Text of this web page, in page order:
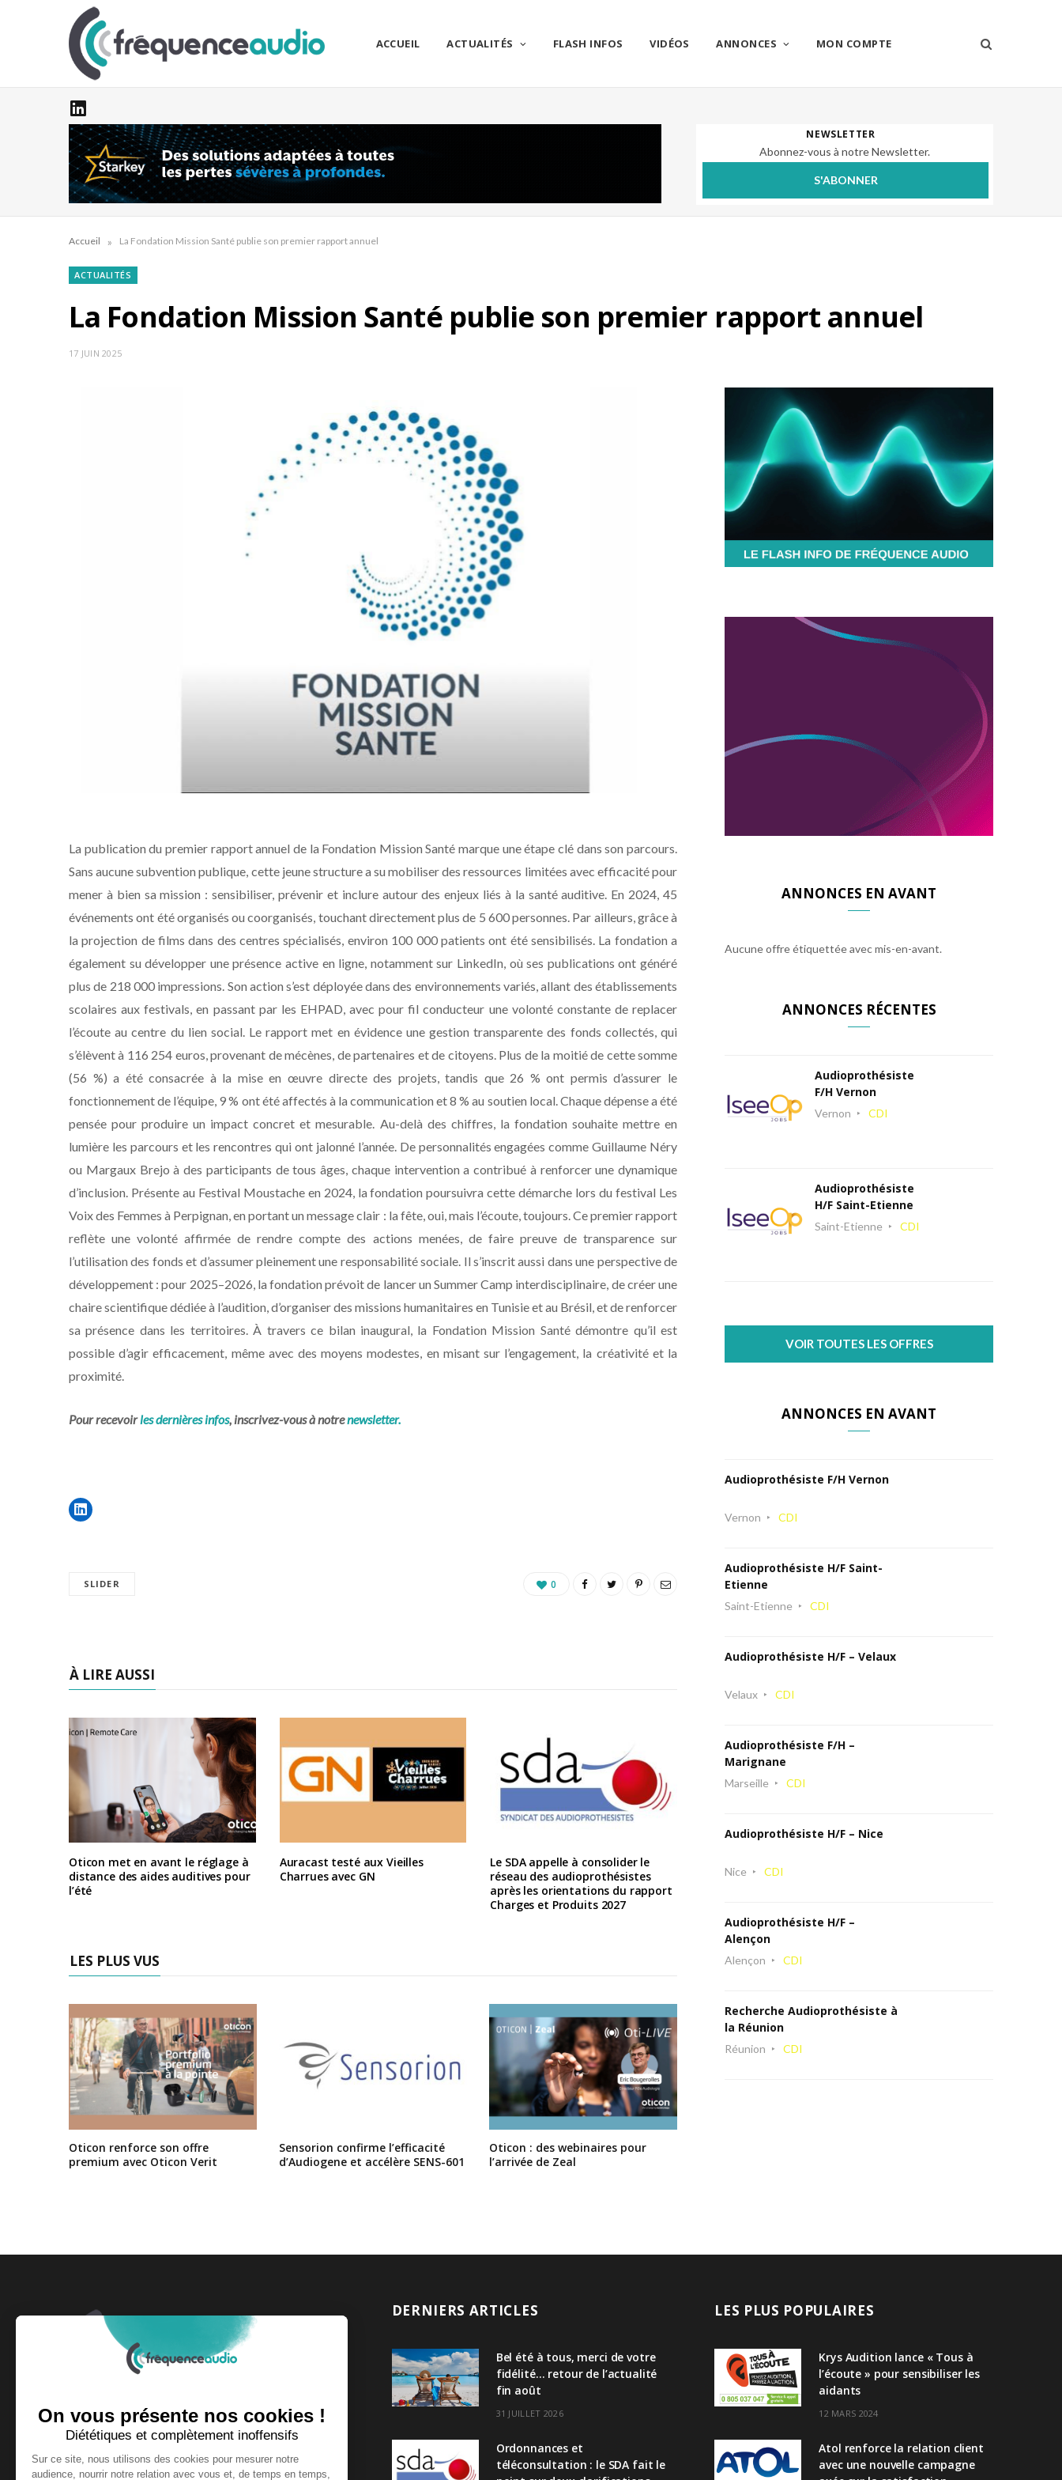
ACCUEIL ACTUALITÉS FLASH INFOS VIDÉOS ANNONCES MON COMPTE
NEWSLETTER
Abonnez-vous à notre Newsletter.
S'ABONNER
Accueil » La Fondation Mission Santé publie son premier rapport annuel
ACTUALITÉS
La Fondation Mission Santé publie son premier rapport annuel
17 JUIN 2025
La publication du premier rapport annuel de la Fondation Mission Santé marque une étape clé dans son parcours.
Sans aucune subvention publique, cette jeune structure a su mobiliser des ressources limitées avec efficacité pour
mener à bien sa mission : sensibiliser, prévenir et inclure autour des enjeux liés à la santé auditive. En 2024, 45
événements ont été organisés ou coorganisés, touchant directement plus de 5 600 personnes. Par ailleurs, grâce à
la projection de films dans des centres spécialisés, environ 100 000 patients ont été sensibilisés. La fondation a
également su développer une présence active en ligne, notamment sur LinkedIn, où ses publications ont généré
plus de 218 000 impressions. Son action s’est déployée dans des environnements variés, allant des établissements
scolaires aux festivals, en passant par les EHPAD, avec pour fil conducteur une volonté constante de replacer
l’écoute au centre du lien social. Le rapport met en évidence une gestion transparente des fonds collectés, qui
s’élèvent à 116 254 euros, provenant de mécènes, de partenaires et de citoyens. Plus de la moitié de cette somme
(56 %) a été consacrée à la mise en œuvre directe des projets, tandis que 26 % ont permis d’assurer le
fonctionnement de l’équipe, 9 % ont été affectés à la communication et 8 % au soutien local. Chaque dépense a été
pensée pour produire un impact concret et mesurable. Au-delà des chiffres, la fondation souhaite mettre en
lumière les parcours et les rencontres qui ont jalonné l’année. De personnalités engagées comme Guillaume Néry
ou Margaux Brejo à des participants de tous âges, chaque intervention a contribué à renforcer une dynamique
d’inclusion. Présente au Festival Moustache en 2024, la fondation poursuivra cette démarche lors du festival Les
Voix des Femmes à Perpignan, en portant un message clair : la fête, oui, mais l’écoute, toujours. Ce premier rapport
reflète une volonté affirmée de rendre compte des actions menées, de faire preuve de transparence sur
l’utilisation des fonds et d’assumer pleinement une responsabilité sociale. Il s’inscrit aussi dans une perspective de
développement : pour 2025–2026, la fondation prévoit de lancer un Summer Camp interdisciplinaire, de créer une
chaire scientifique dédiée à l’audition, d’organiser des missions humanitaires en Tunisie et au Brésil, et de renforcer
sa présence dans les territoires. À travers ce bilan inaugural, la Fondation Mission Santé démontre qu’il est
possible d’agir efficacement, même avec des moyens modestes, en misant sur l’engagement, la créativité et la
proximité.
Pour recevoirles dernières infos, inscrivez-vous à notrenewsletter.
SLIDER 0
À LIRE AUSSI
Oticon met en avant le réglage à
distance des aides auditives pour
l’été
Auracast testé aux Vieilles
Charrues avec GN
Le SDA appelle à consolider le
réseau des audioprothésistes
après les orientations du rapport
Charges et Produits 2027
LES PLUS VUS
Oticon renforce son offre
premium avec Oticon Verit
Sensorion confirme l’efficacité
d’Audiogene et accélère SENS-601
Oticon : des webinaires pour
l’arrivée de Zeal
ANNONCES EN AVANT
Aucune offre étiquettée avec mis-en-avant.
ANNONCES RÉCENTES
Audioprothésiste
F/H Vernon
Vernon CDI
Audioprothésiste
H/F Saint-Etienne
Saint-Etienne CDI
VOIR TOUTES LES OFFRES
ANNONCES EN AVANT
Audioprothésiste F/H Vernon
Vernon CDI
Audioprothésiste H/F Saint-
Etienne
Saint-Etienne CDI
Audioprothésiste H/F – Velaux
Velaux CDI
Audioprothésiste F/H –
Marignane
Marseille CDI
Audioprothésiste H/F – Nice
Nice CDI
Audioprothésiste H/F –
Alençon
Alençon CDI
Recherche Audioprothésiste à
la Réunion
Réunion CDI
Fondée et dirigée par le groupe Press Optic,
Fréquence Audio couvre l'actualité du secteur de
l'audiologie au quotidien.
DERNIERS ARTICLES
Bel été à tous, merci de votre
fidélité… retour de l’actualité
fin août
31 JUILLET 2026
Ordonnances et
téléconsultation : le SDA fait le
LES PLUS POPULAIRES
Krys Audition lance « Tous à
l’écoute » pour sensibiliser les
aidants
12 MARS 2024
Atol renforce la relation client
avec une nouvelle campagne